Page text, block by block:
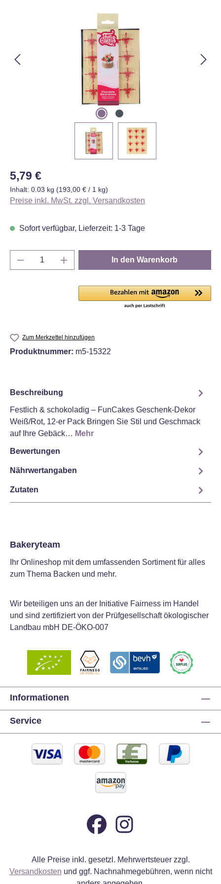
Regulärer Preis:
5,79 €
Inhalt: 0.03 kg (193,00 € / 1 kg)
Preise inkl. MwSt. zzgl. Versandkosten
Sofort verfügbar, Lieferzeit: 1-3 Tage
Produkt Anzahl: Gib den gewünschten
In den Warenkorb
Zum Merkzettel hinzufügen
Produktnummer: m5-15322
Beschreibung
Festlich & schokoladig – FunCakes Geschenk-Dekor
Weiß/Rot, 12‑er Pack Bringen Sie Stil und Geschmack
auf Ihre Gebäck… Mehr
Bewertungen
Nährwertangaben
Zutaten
Bakeryteam
Ihr Onlineshop mit dem umfassenden Sortiment für alles
zum Thema Backen und mehr.
Wir beteiligen uns an der Initiative Fairness im Handel
und sind zertifiziert von der Prüfgesellschaft ökologischer
Landbau mbH DE-ÖKO-007
Informationen
Service
Alle Preise inkl. gesetzl. Mehrwertsteuer zzgl.
Versandkosten und ggf. Nachnahmegebühren, wenn nicht